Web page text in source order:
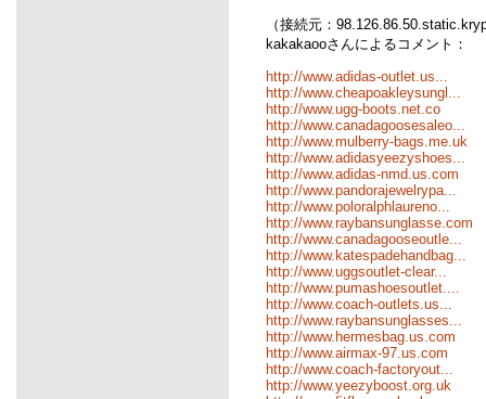
（接続元：
kakakaooさんによるコメント：
http://www.adidas-outlet.us...
http://www.cheapoakleysungl...
http://www.ugg-boots.net.co
http://www.canadagoosesaleo...
http://www.mulberry-bags.me.uk
http://www.adidasyeezyshoes...
http://www.adidas-nmd.us.com
http://www.pandorajewelrypa...
http://www.poloralphlaureno...
http://www.raybansunglasse.com
http://www.canadagooseoutle...
http://www.katespadehandbag...
http://www.uggsoutlet-clear...
http://www.pumashoesoutlet....
http://www.coach-outlets.us...
http://www.raybansunglasses...
http://www.hermesbag.us.com
http://www.airmax-97.us.com
http://www.coach-factoryout...
http://www.yeezyboost.org.uk